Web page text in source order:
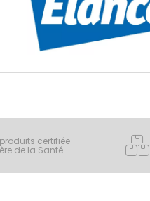
certifiée
de la Santé